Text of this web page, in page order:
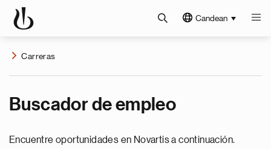
Candean
Carreras
Buscador de empleo
Encuentre oportunidades en Novartis a continuación.